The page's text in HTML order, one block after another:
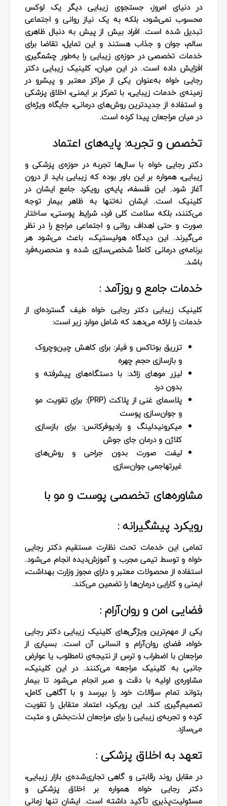
در دنیای امروز، جستجوی زیبایی دیگر یک لوکس
محسوب نمی‌شود، بلکه به یک نیاز روانی و اجتماعی
تبدیل شده است. افراد بیش از پیش به دنبال ظاهری
سالم، جوان و جذاب هستند و این تمایل، تقاضا برای
خدمات تخصصی در حوزه‌ی زیبایی را به‌طور چشمگیری
افزایش داده است. در این میان، کلینیک زیبایی دکتر
رجایی خواه به‌عنوان یکی از مراکز معتبر و پیشرو در
زمینه‌ی خدمات زیبایی، با تمرکز بر ایمنی، اخلاق پزشکی
و استفاده از جدیدترین روش‌های درمانی، جایگاه ویژه‌ای
در میان مراجعان پیدا کرده است.
تخصص و تجربه: پایه‌های اعتماد
دکتر رجایی خواه با سال‌ها تجربه در حوزه‌ی پزشکی و
زیبایی، همواره بر این باور بوده که زیبایی باید از درون
آغاز شود. این فلسفه، پایه‌ی رویکرد جامع ایشان در
کلینیک است. ایشان نه‌تنها به ظاهر بیمار توجه
می‌کنند، بلکه سلامت کلی فرد، شرایط پوستی، ساختار
صورت و حتی اهداف روانی و اجتماعی مراجع را در نظر
می‌گیرند. این دیدگاه هولیستیک، باعث می‌شود هر
برنامه‌ی درمانی کاملاً شخصی‌سازی شده و منحصربه‌فرد
باشد.
خدمات جامع و روزآمد :
کلینیک زیبایی دکتر رجایی خواه طیف گسترده‌ای از
خدمات را ارائه می‌دهد که شامل موارد زیر است:
تزریق بوتاکس و فیلر: برای کاهش چین‌وچروک
و بازسازی حجم چهره
لیزر موهای زائد: با دستگاه‌های پیشرفته و
بدون درد
پلاسمای غنی از پلاکت (PRP):
برای تقویت مو
و جوان‌سازی پوست
میکرونیدلینگ و رادیوفرکانس: برای بازسازی
کلاژن و درمان جای جوش
لیفت صورت بدون جراحی و روش‌های
غیرتهاجمی جوان‌سازی
مشاوره‌های تخصصی پوست و مو با
رویکرد پیشگیرانه :
تمامی این خدمات تحت نظارت مستقیم دکتر رجایی
خواه و توسط تیمی مجرب و آموزش‌دیده انجام می‌شود.
استفاده از محصولات معتبر و دارای مجوز وزارت بهداشت،
ایمنی و کارایی درمان‌ها را تضمین می‌کند.
فضایی امن و روان‌آرام :
یکی از مهم‌ترین ویژگی‌های کلینیک زیبایی دکتر رجایی
خواه، فضای روان‌آرام و انسانی آن است. بسیاری از
مراجعان با اضطراب و ترس از نتیجه‌ی نامطلوب یا عوارض
جانبی به کلینیک مراجعه می‌کنند. در این کلینیک،
مشاوره‌ی اولیه با دقت و صبر انجام می‌شود تا بیمار
بتواند تمام سؤالات خود را بپرسد و با آگاهی کامل،
تصمیم‌گیری کند. این رویکرد، اعتماد متقابل را تقویت
کرده و تجربه‌ی زیبایی را برای مراجعان لذت‌بخش و مثبت
می‌سازد.
تعهد به اخلاق پزشکی :
در مقابل روند رقابتی و گاهی تجاری‌شده‌ی بازار زیبایی،
دکتر رجایی خواه همواره بر اخلاق پزشکی و
مسئولیت‌پذیری تأکید داشته است. ایشان تنها زمانی